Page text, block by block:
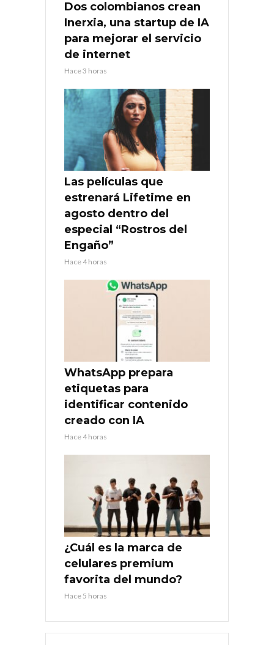
Dos colombianos crean
Inerxia, una startup de IA
para mejorar el servicio
de internet
Hace 3 horas
Las películas que
estrenará Lifetime en
agosto dentro del
especial “Rostros del
Engaño”
Hace 4 horas
WhatsApp prepara
etiquetas para
identificar contenido
creado con IA
Hace 4 horas
¿Cuál es la marca de
celulares premium
favorita del mundo?
Hace 5 horas